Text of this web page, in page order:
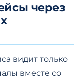
через
видит только
вместе со